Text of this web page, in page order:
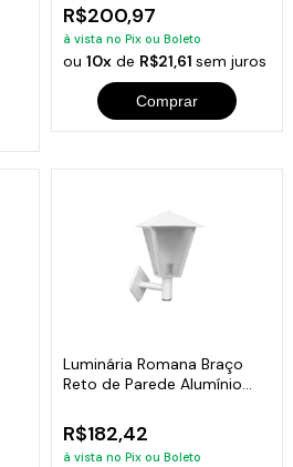
R$200,97
à vista no Pix ou Boleto
ou 10xde R$21,61 sem juros
Comprar
Luminária Romana Braço
Reto de Parede Alumínio
R$182,42
à vista no Pix ou Boleto